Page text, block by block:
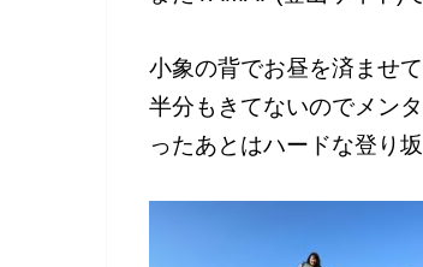
小象の背でお昼を済ませ
半分もきてないのでメン
ったあとはハードな登り